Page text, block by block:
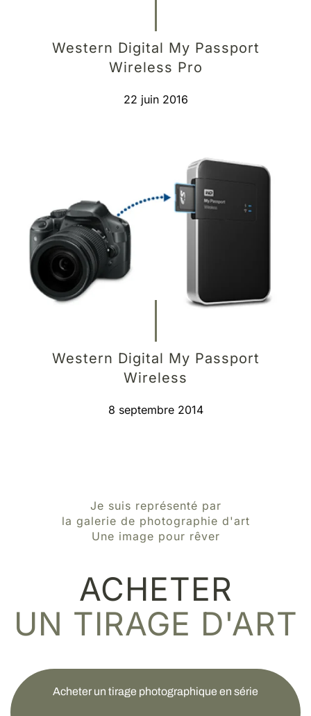
Western Digital My Passport
Wireless Pro
22 juin 2016
Western Digital My Passport
Wireless
8 septembre 2014
Je suis représenté par
la galerie de photographie d'art
Une image pour rêver
ACHETER
UN TIRAGE D'ART
Acheter un tirage photographique en série